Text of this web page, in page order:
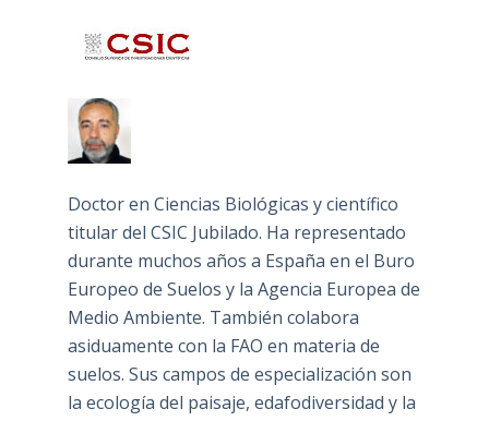
Doctor en Ciencias Biológicas y científico
titular del CSIC Jubilado. Ha representado
durante muchos años a España en el Buro
Europeo de Suelos y la Agencia Europea de
Medio Ambiente. También colabora
asiduamente con la FAO en materia de
suelos. Sus campos de especialización son
la ecología del paisaje, edafodiversidad y la